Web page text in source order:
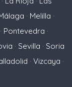
· Melilla ·
· Pontevedra ·
· Sevilla · Soria
· Vizcaya ·